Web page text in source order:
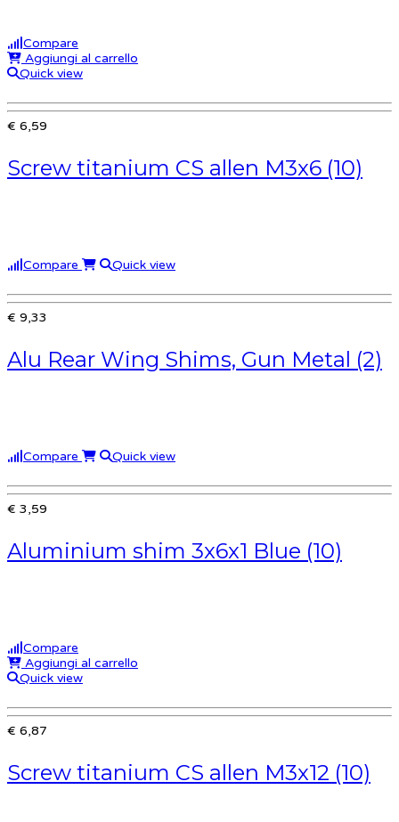
Compare
Aggiungi al carrello
Quick view
€ 6,59
Screw titanium CS allen M3x6 (10)
Compare Quick view
€ 9,33
Alu Rear Wing Shims, Gun Metal (2)
Compare Quick view
€ 3,59
Aluminium shim 3x6x1 Blue (10)
Compare
Aggiungi al carrello
Quick view
€ 6,87
Screw titanium CS allen M3x12 (10)